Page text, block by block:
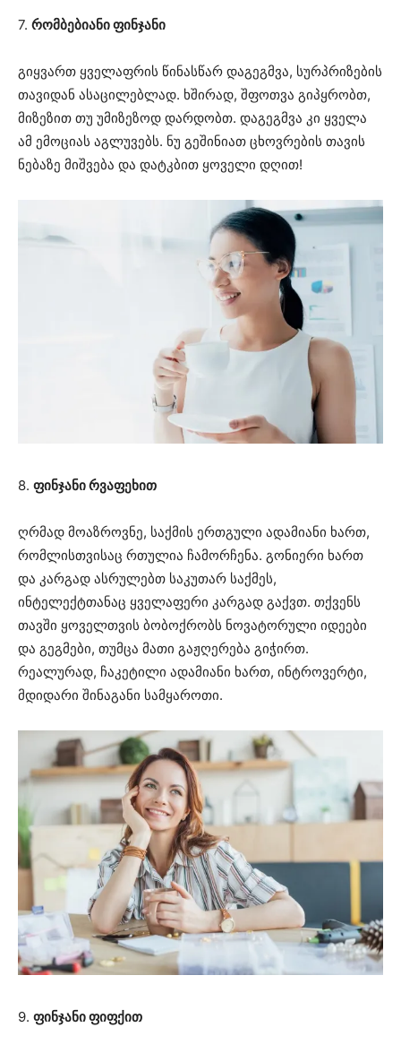
7. რომბებიანი ფინჯანი
გიყვართ ყველაფრის წინასწარ დაგეგმვა, სურპრიზების
თავიდან ასაცილებლად. ხშირად, შფოთვა გიპყრობთ,
მიზეზით თუ უმიზეზოდ დარდობთ. დაგეგმვა კი ყველა
ამ ემოციას აგლუვებს. ნუ გეშინიათ ცხოვრების თავის
ნებაზე მიშვება და დატკბით ყოველი დღით!
8. ფინჯანი რვაფეხით
ღრმად მოაზროვნე, საქმის ერთგული ადამიანი ხართ,
რომლისთვისაც რთულია ჩამორჩენა. გონიერი ხართ
და კარგად ასრულებთ საკუთარ საქმეს,
ინტელექტთანაც ყველაფერი კარგად გაქვთ. თქვენს
თავში ყოველთვის ბობოქრობს ნოვატორული იდეები
და გეგმები, თუმცა მათი გაჟღერება გიჭირთ.
რეალურად, ჩაკეტილი ადამიანი ხართ, ინტროვერტი,
მდიდარი შინაგანი სამყაროთი.
9. ფინჯანი ფიფქით